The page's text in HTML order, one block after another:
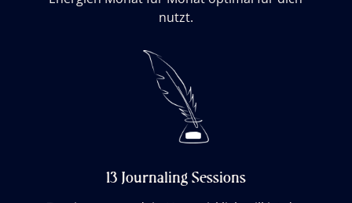
nutzt.
13 Journaling Sessions